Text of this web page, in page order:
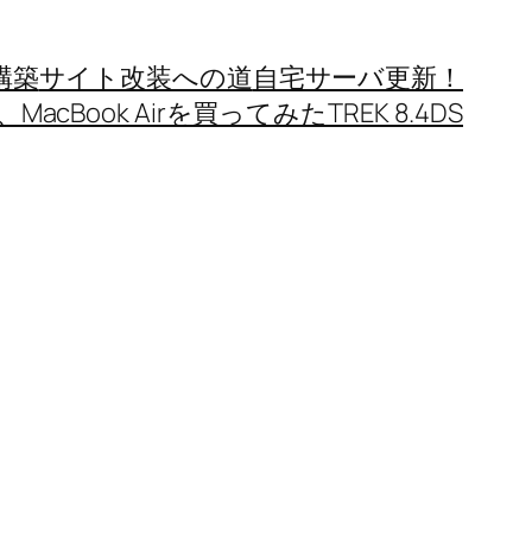
築サイト改装への道自宅サーバ更新！
MacBook Airを買ってみたTREK 8.4DS